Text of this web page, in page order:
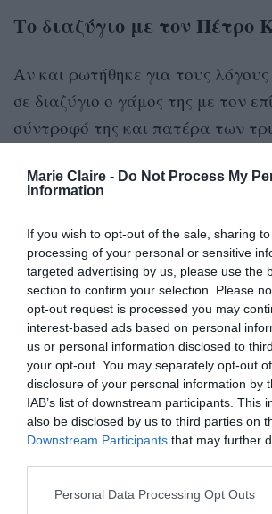
Marie Claire - Do Not Process My
Information
If you wish to opt-out of the sale, sharing
processing of your personal or sensitive
targeted advertising by us, please use the
section to confirm your selection. Please
opt-out request is processed you may
interest-based ads based on personal
us or personal information disclosed to
your opt-out. You may separately opt-out
disclosure of your personal information by
IAB’s list of downstream participants. This
also be disclosed by us to third parties on
Downstream Participants that may further
Personal Data Processing Opt Outs
Το διαζύγιο με τον Πέτρο
Αν και ρωτήθηκε για τους
σε διαζύγιο ο γάμος της με τον
σύντροφό της και πατέρα των
δεν θέλησε να μπει σε
μη εν δήμω. Αρκεί που ξέρουμε
Κρατάω μόνο τις καλές στιγμές
χρόνια που είμαστε μαζί και το
καλή πρόθεση για τα παιδιά και
πλευρές. Δεν ήταν όλα τέλεια
Ο Βασίλης Κικίλιας
τρυφερά λόγια για τη
ζωής του
Στην εκπομπή παρενέβη και ο